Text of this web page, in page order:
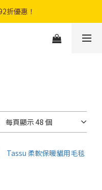
$450免費送貨上門
折優惠！
購物金
每頁顯示 48 個